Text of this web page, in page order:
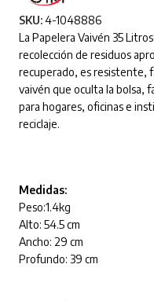
SKU:4-1048886
La Papelera Vaivén 35
recolección de residuos
recuperado, es resistente,
vaivén que oculta la bolsa,
para hogares, oficinas e
reciclaje.
Medidas:
Peso:1.4kg
Alto: 54.5 cm
Ancho: 29 cm
Profundo: 39 cm